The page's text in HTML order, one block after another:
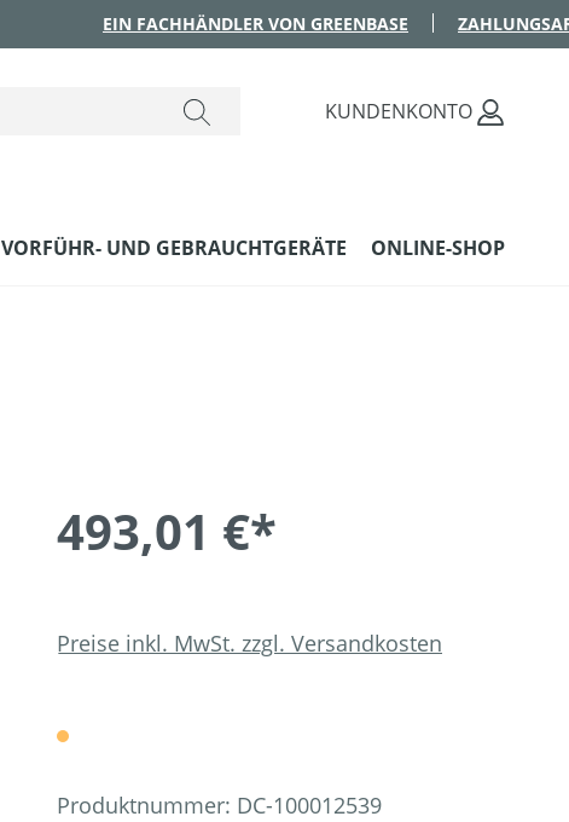
EIN FACHHÄNDLER VON GREENBASE
KUNDENKONTO
VORFÜHR- UND GEBRAUCHTGERÄTE ONLINE-SHOP
493,01 €*
Preise inkl. MwSt. zzgl. Versandkosten
Produktnummer: DC-100012539